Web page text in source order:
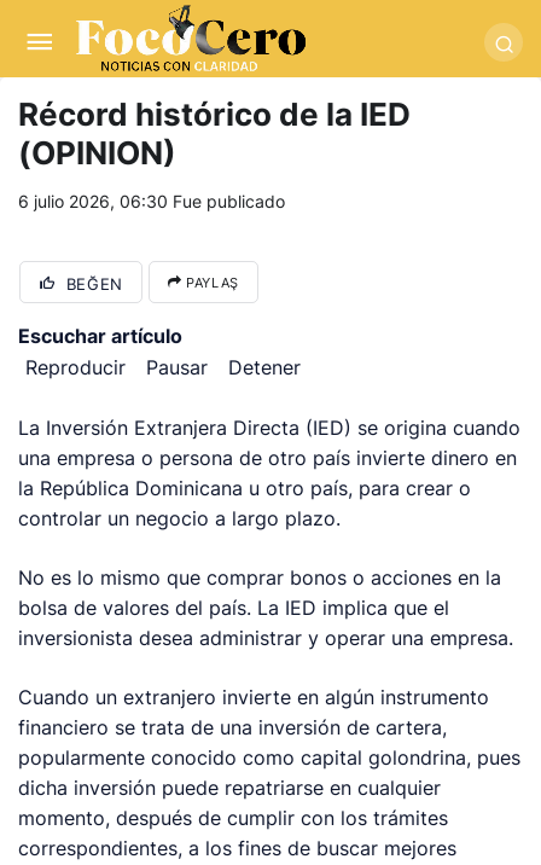
trwin giriş
masterbetting-palacebet1.com-
tlcasino giriş-betandyou-vbett34.com betovis34.net-
skyloftsbet
Récord histórico de la IED
(OPINION)
6 julio 2026, 06:30 Fue publicado
BEĞEN PAYLAŞ
Escuchar artículo
Reproducir
Pausar Detener
La Inversión Extranjera Directa (IED) se origina cuando
una empresa o persona de otro país invierte dinero en
la República Dominicana u otro país, para crear o
controlar un negocio a largo plazo.
No es lo mismo que comprar bonos o acciones en la
bolsa de valores del país. La IED implica que el
inversionista desea administrar y operar una empresa.
Cuando un extranjero invierte en algún instrumento
financiero se trata de una inversión de cartera,
popularmente conocido como capital golondrina, pues
dicha inversión puede repatriarse en cualquier
momento, después de cumplir con los trámites
correspondientes, a los fines de buscar mejores